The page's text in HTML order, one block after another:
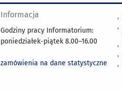
Informacja
Godziny pracy Informatorium:
poniedziałek-piątek 8.00–16.00
zamówienia na dane statystyczne